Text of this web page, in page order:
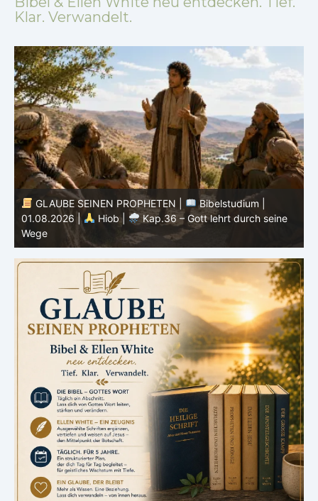
Klar. Verwandelt.
GLAUBE SEINEN PROPHETEN |
Bibelstudium |
31.07.2026 |
Hiob |
Kap.35 – Gott steht über
unserem Verstehen